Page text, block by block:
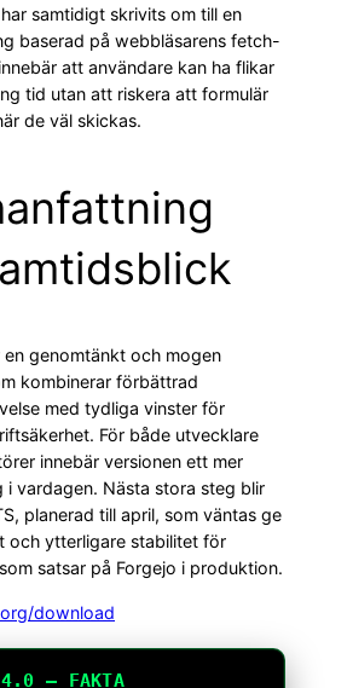
samtidigt skrivits om till en
baserad på webbläsarens fetch-
att användare kan ha flikar
tid utan att riskera att formulär
de väl skickas.
en genomtänkt och mogen
kombinerar förbättrad
med tydliga vinster för
För både utvecklare
innebär versionen ett mer
i vardagen. Nästa stora steg blir
planerad till april, som väntas ge
och ytterligare stabilitet för
satsar på Forgejo i produktion.
download
– FAKTA